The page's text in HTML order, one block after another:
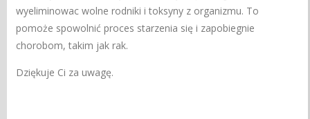
wyeliminowac wolne rodniki i toksyny z organizmu. To
pomoże spowolnić proces starzenia się i zapobiegnie
chorobom, takim jak rak.
Dziękuje Ci za uwagę.